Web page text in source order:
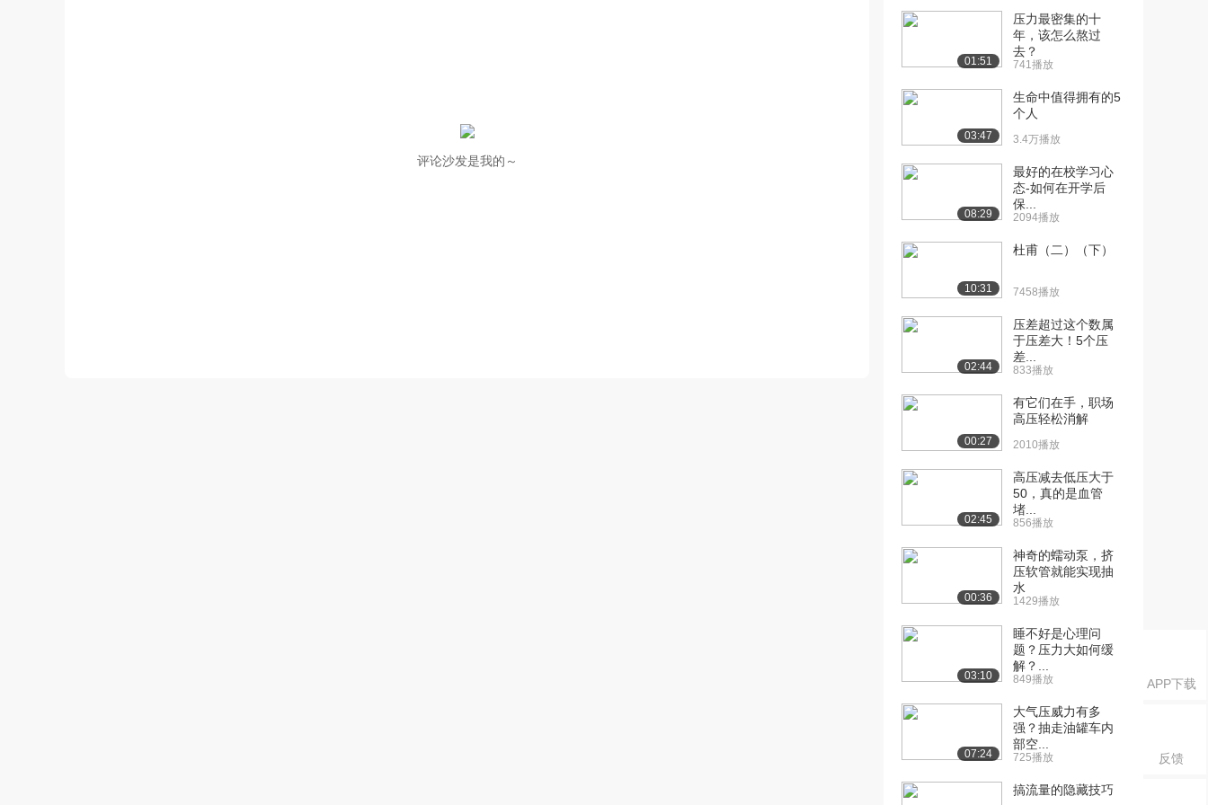
APP下载
反馈
评论沙发是我的～
毁现代的发动机呢...
2.0万播放
[11] 为什么生产设备上的
2.2万播放
[11] 人类如何获得永生？
[12] 737 MAX是如何成为
波音销售最...
2.4万播放
03:31
[13] 世界上最大的基础设
08:13
[14] 为什么禁止使用这些
12:10
[15] 免疫细胞克服的人类
02:46
[16] 发动机点火动画 03:34
[16] 阿姆斯特丹和如今ISS
的宇航员有什...
1.9万播放
[17] 苹果和三星是如何成
2.0万播放
[18] 宏观经济学和经济体
3.5万播放
[19] 宇航员如何进行最坏
情况下的太空行走...
01:51
压力最密集的十
年，该怎么熬过
去？
741播放
03:47
生命中值得拥有的5
个人
3.4万播放
08:29
最好的在校学习心
态-如何在开学后
保...
2094播放
10:31
杜甫（二）（下）
7458播放
02:44
压差超过这个数属
于压差大！5个压
差...
833播放
00:27
有它们在手，职场
高压轻松消解
2010播放
02:45
高压减去低压大于
50，真的是血管
堵...
856播放
00:36
神奇的蠕动泵，挤
压软管就能实现抽
水
1429播放
03:10
睡不好是心理问
题？压力大如何缓
解？...
849播放
07:24
大气压威力有多
强？抽走油罐车内
部空...
725播放
搞流量的隐藏技巧